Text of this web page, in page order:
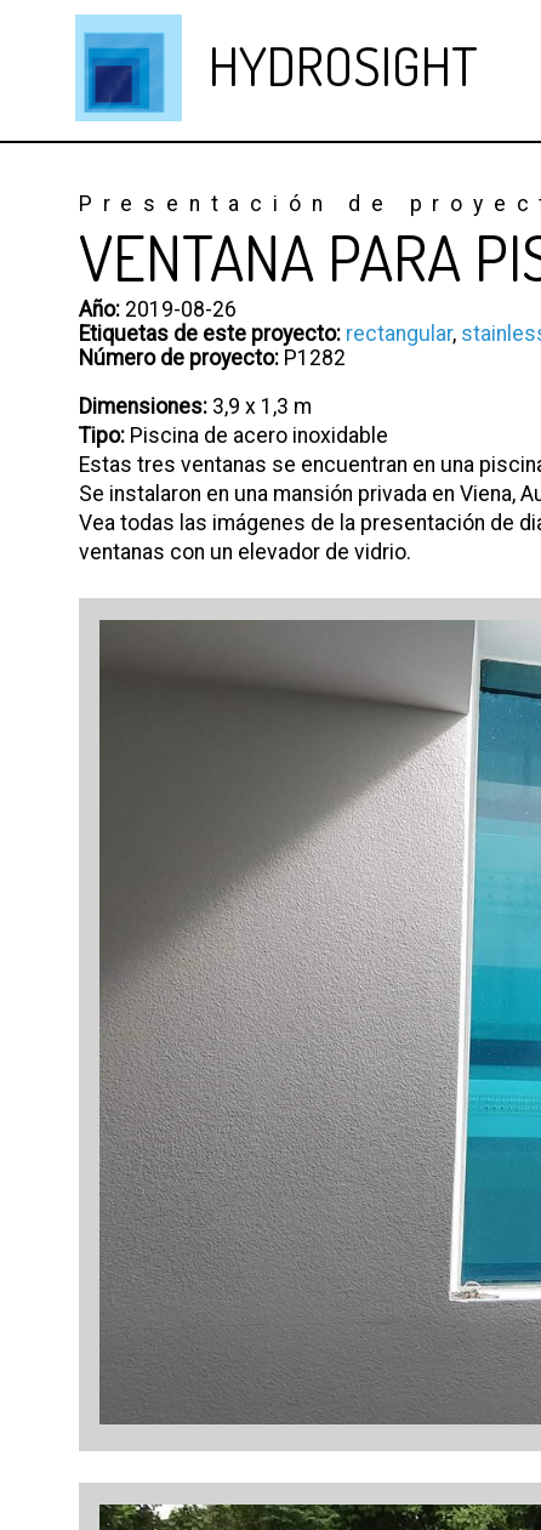
HYDROSIGHT
Presentación de
VENTANA PARA
Año:2019-08-26
Etiquetas de este proyecto: rectangular,
Número de proyecto:P1282
Dimensiones:3,9 x 1,3 m
Tipo:Piscina de acero inoxidable
Estas tres ventanas se encuentran en una
Se instalaron en una mansión privada en Viena,
Vea todas las imágenes de la presentación de
ventanas con un elevador de vidrio.